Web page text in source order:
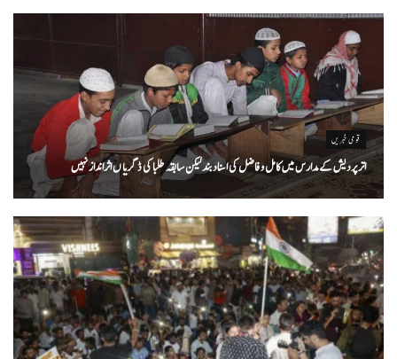
قومی خبریں
اتر پردیش کےمدارس میں کامل و فاضل کی اسناد بند لیکن سابقہ طلبا کی ڈگریا ں اثرانداز نہیں